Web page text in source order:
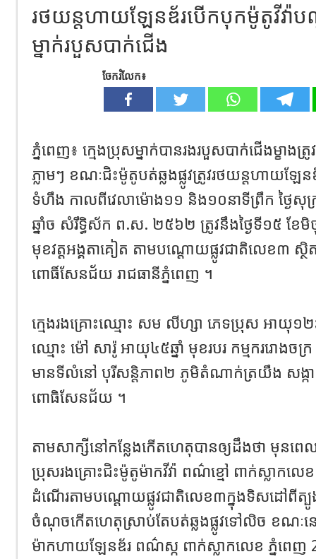
រថយន្តហាយឡែនឌ័របើកបុកម៉ូតូវីវ៉ាប
ម្នាក់របួសបាក់ជើង
ចែករំលែក៖
ភ្នំពេញ៖​ ក្មេងប្រុសម្នាក់បានរងរបួសបាក់ជើងម្ខាងត្
ភ្លាមៗ ខណៈជិះម៉ូតូបត់ឆ្លងផ្លូវត្រូវរថយន្តហាយឡ
ទំហឹង​ កាលពីវេលាម៉ោង១១ និង១០នាទីព្រឹក ​ថ្ងៃសុ
ឆ្នាំច សំរឹទ្ធិស័ក ព.ស. ២៥៦២ ត្រូវនឹងថ្ងៃទី១៥ ខ
មុខវត្តអង្គតាគៀត​ តាមបណ្តោយផ្លូវជាតិលេខ៣​ ស្ថិ
ពោធិ៍សែនជ័យ​ រាជធានី​ភ្នំពេញ​ ។
ក្មេងរងគ្រោះឈ្មោះ សម លីហ្សា ភេទប្រុស អាយុ១២
ឈ្មោះ ម៉ៅ សារ៉ូ អាយុ៤៥ឆ្នាំ មុខរបរ កម្មកររោងចក្រ
មានទីលំនៅ បុរីសន្តិភាព២ ភូមិតំណាក់ត្រយឹង សង្
ពោធិសែនជ័យ ។
តាមសាក្សីនៅកន្លែងកើតហេតុបានឲ្យដឹងថា​ មុនពេ
ប្រុសរងគ្រោះជិះម៉ូតូម៉ាកវីវ៉ា ពណ៌​ខ្មៅ​ ពាក់ស្លាកលេខ
ដំណើរ​តាមបណ្តោយផ្លូវជាតិលេខ៣​ក្នុងទិសដៅពី
ចំណុចកើតហេតុស្រាប់តែបត់ឆ្លងផ្លូវទៅលិច ខណៈន
ម៉ាកហាយឡែនឌ័រ​ ពណ៌ស្ក​ ពាក់ស្លាកលេខ ភ្នំពេញ